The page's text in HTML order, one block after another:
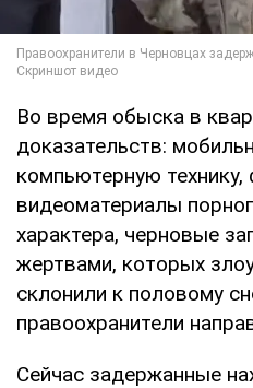
Во время обыска в
доказательств:
компьютерную технику,
видеоматериалы
характера, черновые
жертвами, которых
склонили к половому
правоохранители
Сейчас задержанные